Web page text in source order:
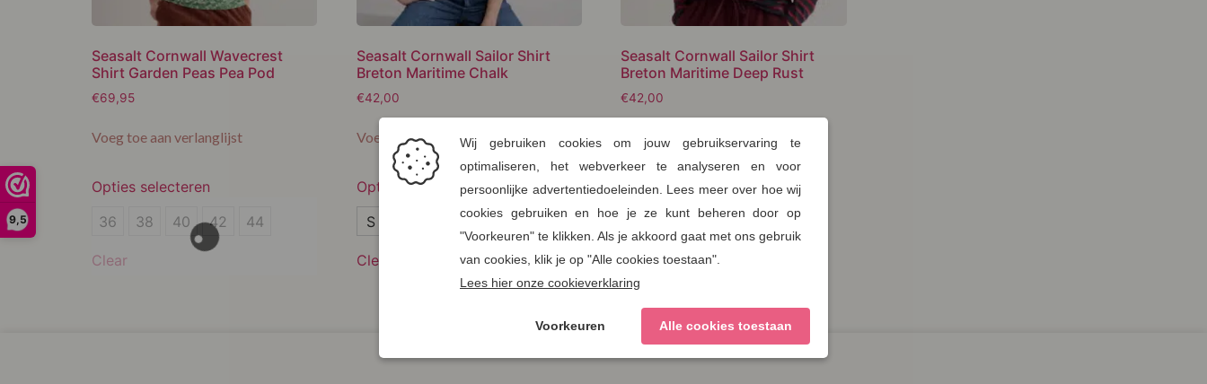
9,5
Seasalt Cornwall Wavecrest
Shirt Garden Peas Pea Pod
€69,95
Voeg toe aan verlanglijst
Opties selecteren
36
38
36 38 40 42 44
Clear
Seasalt Cornwall Sailor Shirt
Breton Maritime Chalk
€42,00
Voeg toe aan verlanglijst
Opties selecteren
S
M
XXL
S XL XXL
Clear
Seasalt Cornwall Sailor Shirt
Breton Maritime Deep Rust
€42,00
Voeg toe aan verlanglijst
Opties selecteren
S
M
L
XXL
S M L XL XXL
Clear